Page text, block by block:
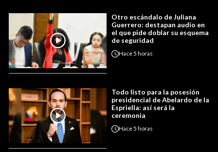
Otro escándalo de Juliana
Guerrero: destapan audio en
el que pide doblar su esquema
de seguridad
Hace5 horas
Todo listo para la posesión
presidencial de Abelardo de la
Espriella: así será la
ceremonia
Hace5 horas